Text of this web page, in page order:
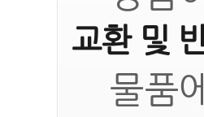
교환 및
물품